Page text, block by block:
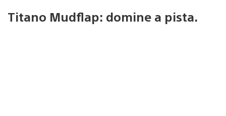
Titano Mudflap: domine a pista.